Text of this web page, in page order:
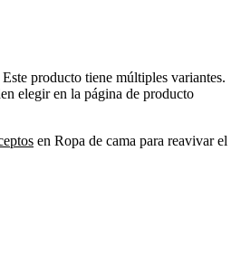
Este producto tiene múltiples variantes.
elegir en la página de producto
en Ropa de cama para reavivar el